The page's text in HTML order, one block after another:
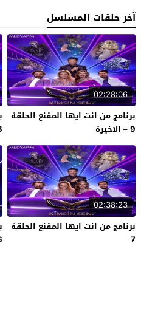
آخر حلقات المسلسل
02:28:06
برنامج من انت ايها المقنع الحلقة
9 – الاخيرة
02:38:23
برنامج من انت ايها المقنع الحلقة
7